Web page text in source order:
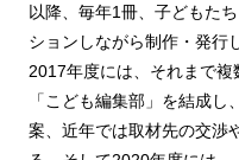
以降、毎年1冊、子どもた
ションしながら制作・発行
2017年度には、それまで
「こども編集部」を結成
案、近年では取材先の交渉